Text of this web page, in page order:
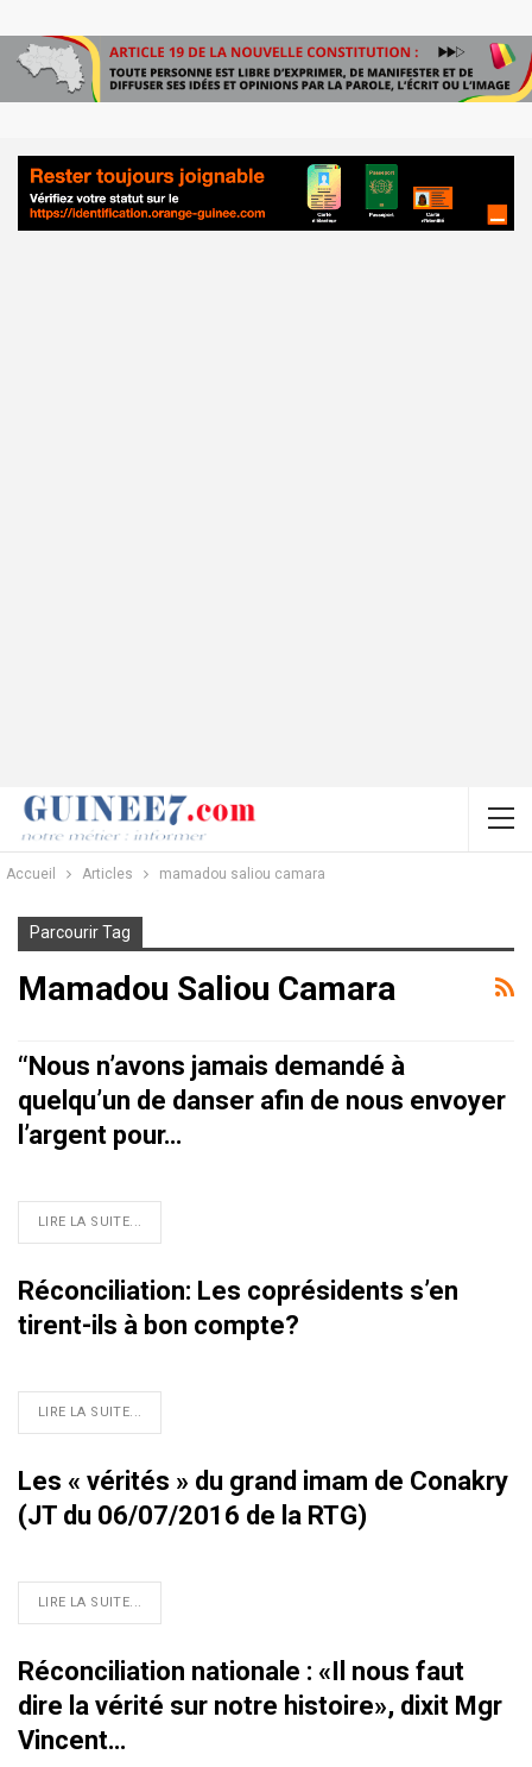
Accueil Articles mamadou saliou camara
Parcourir Tag
Mamadou Saliou Camara
‘‘Nous n’avons jamais demandé à
quelqu’un de danser afin de nous envoyer
l’argent pour…
LIRE LA SUITE...
Réconciliation: Les coprésidents s’en
tirent-ils à bon compte?
LIRE LA SUITE...
Les « vérités » du grand imam de Conakry
(JT du 06/07/2016 de la RTG)
LIRE LA SUITE...
Réconciliation nationale : «Il nous faut
dire la vérité sur notre histoire», dixit Mgr
Vincent…